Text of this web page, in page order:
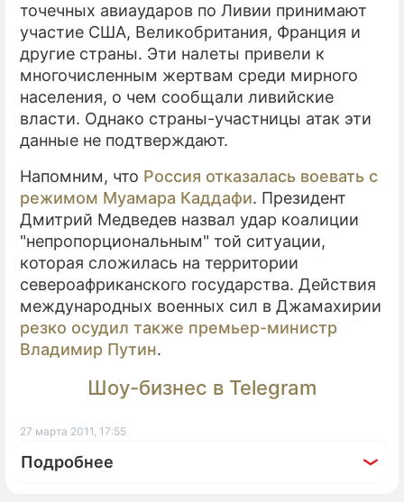
точечных авиаударов по Ливии принимают
участие США, Великобритания, Франция и
другие страны. Эти налеты привели к
многочисленным жертвам среди мирного
населения, о чем сообщали ливийские
власти. Однако страны-участницы атак эти
данные не подтверждают.
Напомним, что Россия отказалась воевать с
режимом Муамара Каддафи. Президент
Дмитрий Медведев назвал удар коалиции
"непропорциональным" той ситуации,
которая сложилась на территории
североафриканского государства. Действия
международных военных сил в Джамахирии
резко осудил также премьер-министр
Владимир Путин.
Шоу-бизнес в Telegram
27 марта 2011, 17:55
Подробнее